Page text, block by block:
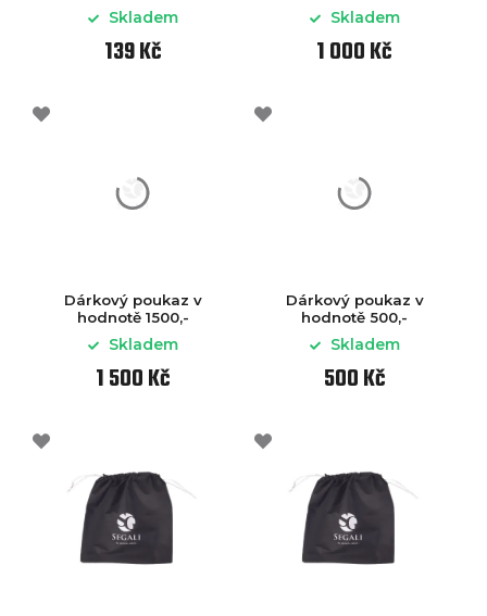
Skladem
139 Kč
Skladem
1 000 Kč
Dárkový poukaz v
hodnotě 1500,-
Skladem
1 500 Kč
Dárkový poukaz v
hodnotě 500,-
Skladem
500 Kč